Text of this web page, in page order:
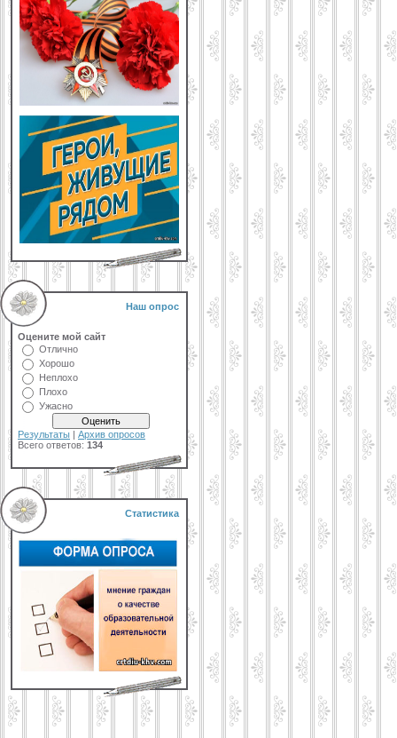
Наш опрос
Оцените мой сайт
Отлично
Хорошо
Неплохо
Плохо
Ужасно
Результаты | Архив опросов
Всего ответов: 134
Статистика